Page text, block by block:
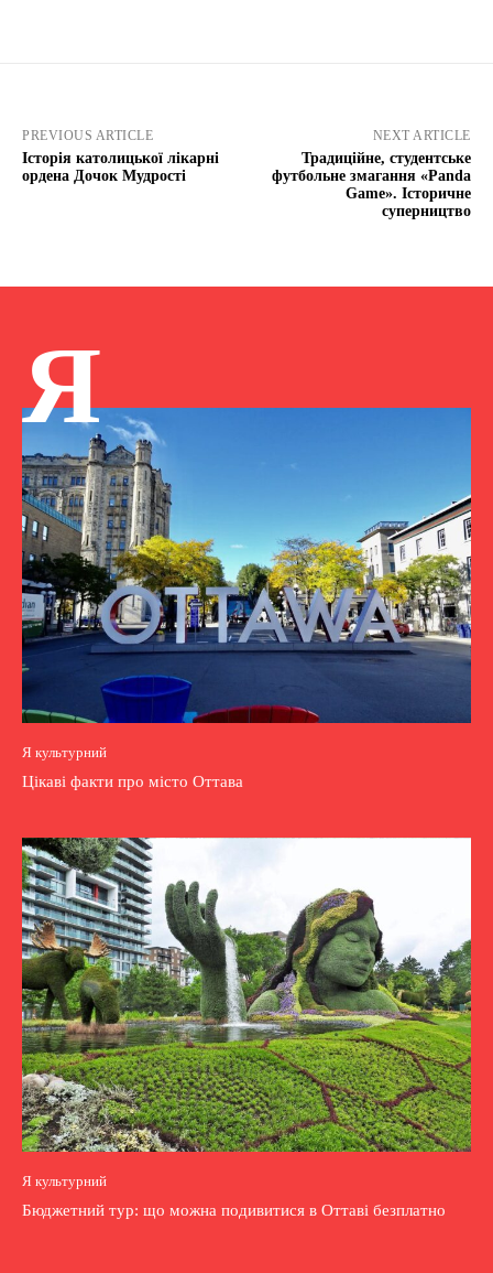
PREVIOUS ARTICLE
Історія католицької лікарні
ордена Дочок Мудрості
NEXT ARTICLE
Традиційне, студентське
футбольне змагання «Panda
Game». Історичне
суперництво
Я
Я культурний
Цікаві факти про місто Оттава
Я культурний
Бюджетний тур: що можна подивитися в Оттаві безплатно